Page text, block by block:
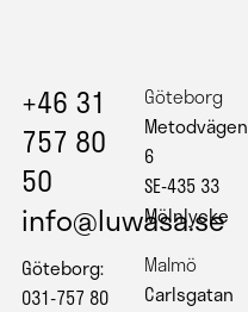
+46 31
757 80
50
info@luwasa.se
Göteborg:
031-757 80
Göteborg
Metodvägen
6
SE-435 33
Mölnlycke
Malmö
Carlsgatan